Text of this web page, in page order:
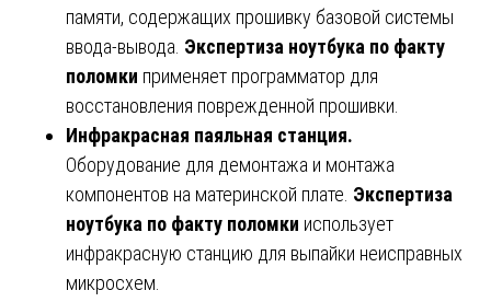
памяти, содержащих прошивку базовой системы
ввода-вывода. Экспертиза ноутбука по факту
поломки применяет программатор для
восстановления поврежденной прошивки.
Инфракрасная паяльная станция.
Оборудование для демонтажа и монтажа
компонентов на материнской плате. Экспертиза
ноутбука по факту поломки использует
инфракрасную станцию для выпайки неисправных
микросхем.